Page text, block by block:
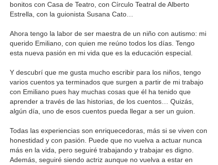
bonitos con Casa de Teatro, con Círculo Teatral de Alberto
Estrella, con la guionista Susana Cato…
Ahora tengo la labor de ser maestra de un niño con autismo: mi
querido Emiliano, con quien me reúno todos los días. Tengo
esta nueva pasión en mi vida que es la educación especial.
Y descubrí que me gusta mucho escribir para los niños, tengo
varios cuentos ya terminados que surgen a partir de mi trabajo
con Emiliano pues hay muchas cosas que él ha tenido que
aprender a través de las historias, de los cuentos… Quizás,
algún día, uno de esos cuentos pueda llegar a ser un guion.
Todas las experiencias son enriquecedoras, más si se viven con
honestidad y con pasión. Puede que no vuelva a actuar nunca
más en la vida, pero seguiré trabajando y trabajar es digno.
Además, seguiré siendo actriz aunque no vuelva a estar en